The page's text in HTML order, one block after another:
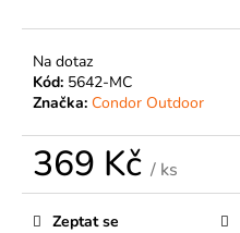
Na dotaz
Kód: 5642-MC
Značka: Condor Outdoor
369 Kč / ks
Měrná
cena:Zeptat se
j
e
m
e